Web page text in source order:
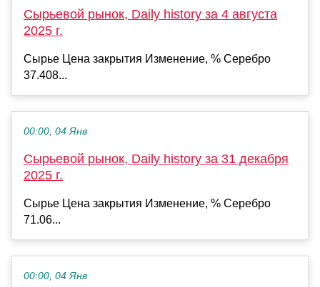
Сырьевой рынок, Daily history за 4 августа
2025 г.
Сырье Цена закрытия Изменение, % Серебро
37.408...
00:00, 04 Янв
Сырьевой рынок, Daily history за 31 декабря
2025 г.
Сырье Цена закрытия Изменение, % Серебро
71.06...
00:00, 04 Янв